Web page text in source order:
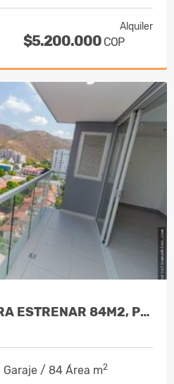
Alquiler
$5.200.000 COP
APARTAMENTO PARA ESTRENAR 84M2, PER…
/ 84 Área m2